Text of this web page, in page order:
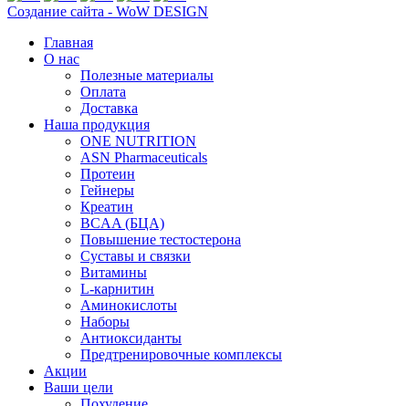
Создание сайта - WoW DESIGN
Главная
О нас
Полезные материалы
Оплата
Доставка
Наша продукция
ONE NUTRITION
ASN Pharmaceuticals
Протеин
Гейнеры
Креатин
BCAA (БЦА)
Повышение тестостерона
Суставы и связки
Витамины
L-карнитин
Аминокислоты
Наборы
Антиоксиданты
Предтренировочные комплексы
Акции
Ваши цели